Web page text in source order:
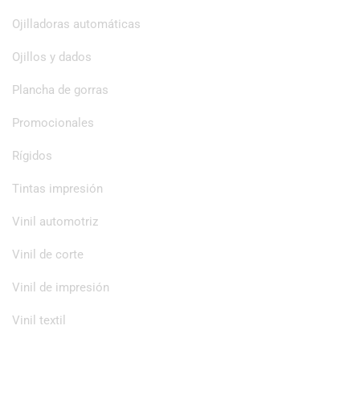
Ojilladoras automáticas
Ojillos y dados
Plancha de gorras
Promocionales
Rígidos
Tintas impresión
Vinil automotriz
Vinil de corte
Vinil de impresión
Vinil textil